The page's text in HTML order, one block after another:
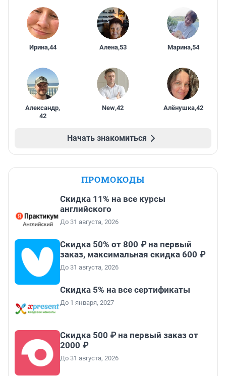
Ирина,44 Алена,53 Марина,54
Александр,
42
New,42 Алёнушка,42
Начать знакомиться
ПРОМОКОДЫ
Скидка 11% на все курсы
английского
До 31 августа, 2026
Скидка 50% от 800 ₽ на первый
заказ, максимальная скидка 600 ₽
До 31 августа, 2026
Скидка 5% на все сертификаты
До 1 января, 2027
Скидка 500 ₽ на первый заказ от
2000 ₽
До 31 августа, 2026